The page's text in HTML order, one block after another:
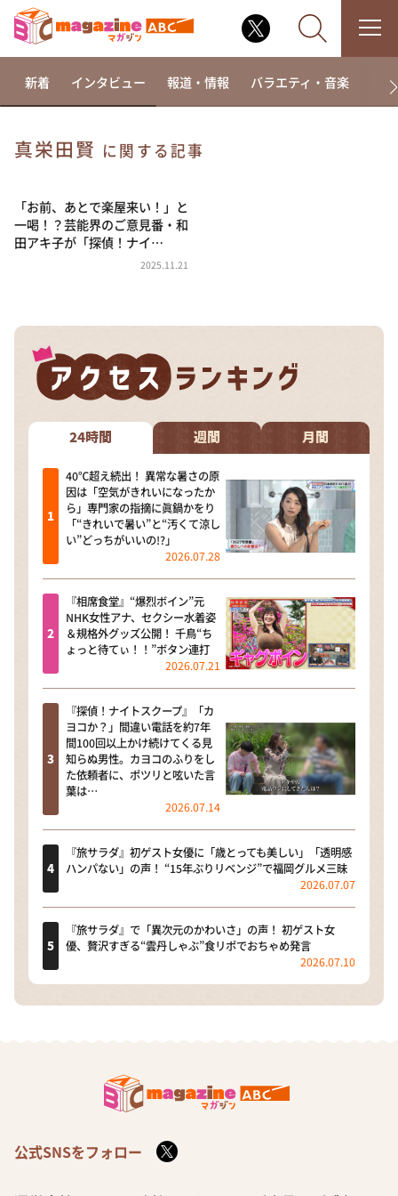
相席食堂
これ余談なんですけど・・・
～人生密着トークバラエティ！～ やすとものいたっ
河合＆A.B.C-Z塚田×福井アナ「なんでやねん！？」
（news おかえり）
DAIGOも台所 ～きょうの献立 何にする？～
本日はダイアンなり！シーズン２
朝だ！生です旅サラダ
教えて！ニュースライブ 正義のミカタ
ＬＩＦＥ～夢のカタチ～
新婚さんいらっしゃい！
ポツンと一軒家
ザキ山小屋本館
ぺこぱのまるスポ
新着 インタビュー 報道・情報 バラエティ・音楽 ド
真栄田賢 に関する記事
「お前、あとで楽屋来い！」と
一喝！？芸能界のご意見番・和
田アキ子が「探偵！ナイ…
2025.11.21
24時間 週間 月間
40℃超え続出！ 異常な暑さの原
因は「空気がきれいになったか
ら」専門家の指摘に眞鍋かをり
「“きれいで暑い”と“汚くて涼し
い”どっちがいいの!?」
2026.07.28
『相席食堂』“爆烈ボイン”元
NHK女性アナ、セクシー水着姿
＆規格外グッズ公開！ 千鳥“ち
ょっと待てぃ！！”ボタン連打
2026.07.21
『探偵！ナイトスクープ』「カ
ヨコか？」間違い電話を約7年
間100回以上かけ続けてくる見
知らぬ男性。カヨコのふりをし
た依頼者に、ポツリと呟いた言
葉は…
2026.07.14
『旅サラダ』初ゲスト女優に「歳とっても美しい」「透明感
ハンパない」の声！ “15年ぶりリベンジ”で福岡グルメ三昧
2026.07.07
『旅サラダ』で「異次元のかわいさ」の声！ 初ゲスト女
優、贅沢すぎる“雲丹しゃぶ”食リポでおちゃめ発言
2026.07.10
公式SNSをフォロー